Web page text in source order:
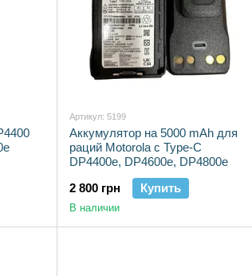
Артикул: 5199
Аккумулятор на 5000 mAh для
раций Motorola с Type-C
DP4400e, DP4600e, DP4800e
2 800 грн
Купить
В наличии